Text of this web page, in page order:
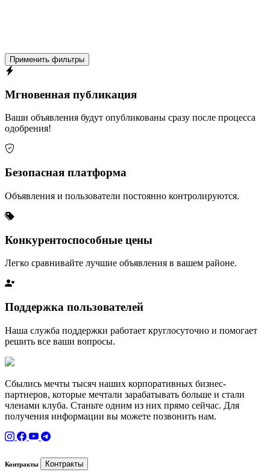
Применить фильтры
Мгновенная публикация
Ваши объявления будут опубликованы сразу после процесса
одобрения!
Безопасная платформа
Объявления и пользователи постоянно контролируются.
Конкурентоспособные цены
Легко сравнивайте лучшие объявления в вашем районе.
Поддержка пользователей
Наша служба поддержки работает круглосуточно и помогает
решить все ваши вопросы.
Сбылись мечты тысяч наших корпоративных бизнес-
партнеров, которые мечтали зарабатывать больше и стали
членами клуба. Станьте одним из них прямо сейчас. Для
получения информации вы можете позвонить нам.
Контракты Контракты